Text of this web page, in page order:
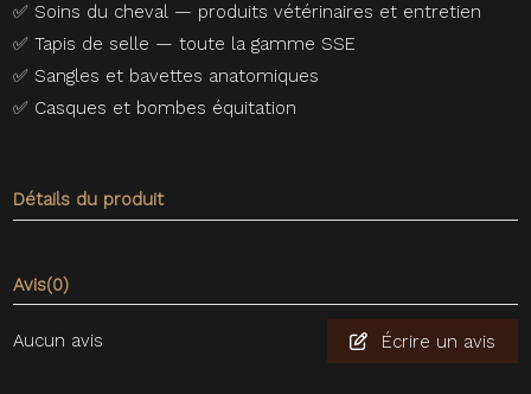
✅ Soins du cheval — produits vétérinaires et entretien
✅Tapis de selle — toute la gamme SSE
✅ Sangles et bavettes anatomiques
✅ Casques et bombes équitation
Détails du produit
Avis(0)
Aucun avis Écrire un avis